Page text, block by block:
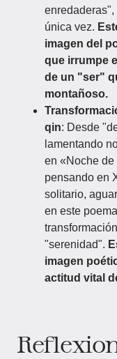
única vez.
imagen del
que irrumpe
de un "ser"
montañoso.
qin: Desde
lamentando
en «Noche de
pensando en
solitario,
en este
"serenidad".
imagen
actitud vital